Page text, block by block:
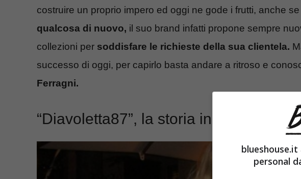
costruire un proprio impero ed oggi ne gode i frutti, anche
qualcosa di nuovo, il suo brand infatti propone sempre
collezioni per soddisfare le richieste della sua clientela.
successo di oggi, per capirlo basta andare a ritroso e
Ferragni.
“Diavoletta87”, la storia inedita di
personal